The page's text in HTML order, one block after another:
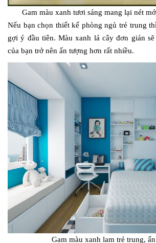
Gam màu xanh tươi sáng mang lại nét
Nếu bạn chọn thiết kế phòng ngủ trẻ trung
gợi ý đầu tiên. Màu xanh lá cây đơn giản
của bạn trở nên ấn tượng hơn rất nhiều.
Gam màu xanh lam trẻ trung,